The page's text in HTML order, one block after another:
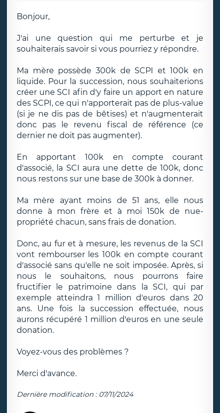
Bonjour,
J'ai une question qui me perturbe et je
souhaiterais savoir si vous pourriez y répondre.
Ma mère possède 300k de SCPI et 100k en
liquide. Pour la succession, nous souhaiterions
créer une SCI afin d'y faire un apport en nature
des SCPI, ce qui n'apporterait pas de plus-value
(si je ne dis pas de bêtises) et n'augmenterait
donc pas le revenu fiscal de référence (ce
dernier ne doit pas augmenter).
En apportant 100k en compte courant
d'associé, la SCI aura une dette de 100k, donc
nous restons sur une base de 300k à donner.
Ma mère ayant moins de 51 ans, elle nous
donne à mon frère et à moi 150k de nue-
propriété chacun, sans frais de donation.
Donc, au fur et à mesure, les revenus de la SCI
vont rembourser les 100k en compte courant
d'associé sans qu'elle ne soit imposée. Après, si
nous le souhaitons, nous pourrons faire
fructifier le patrimoine dans la SCI, qui par
exemple atteindra 1 million d'euros dans 20
ans. Une fois la succession effectuée, nous
aurons récupéré 1 million d'euros en une seule
donation.
Voyez-vous des problèmes ?
Merci d'avance.
Dernière modification : 07/11/2024